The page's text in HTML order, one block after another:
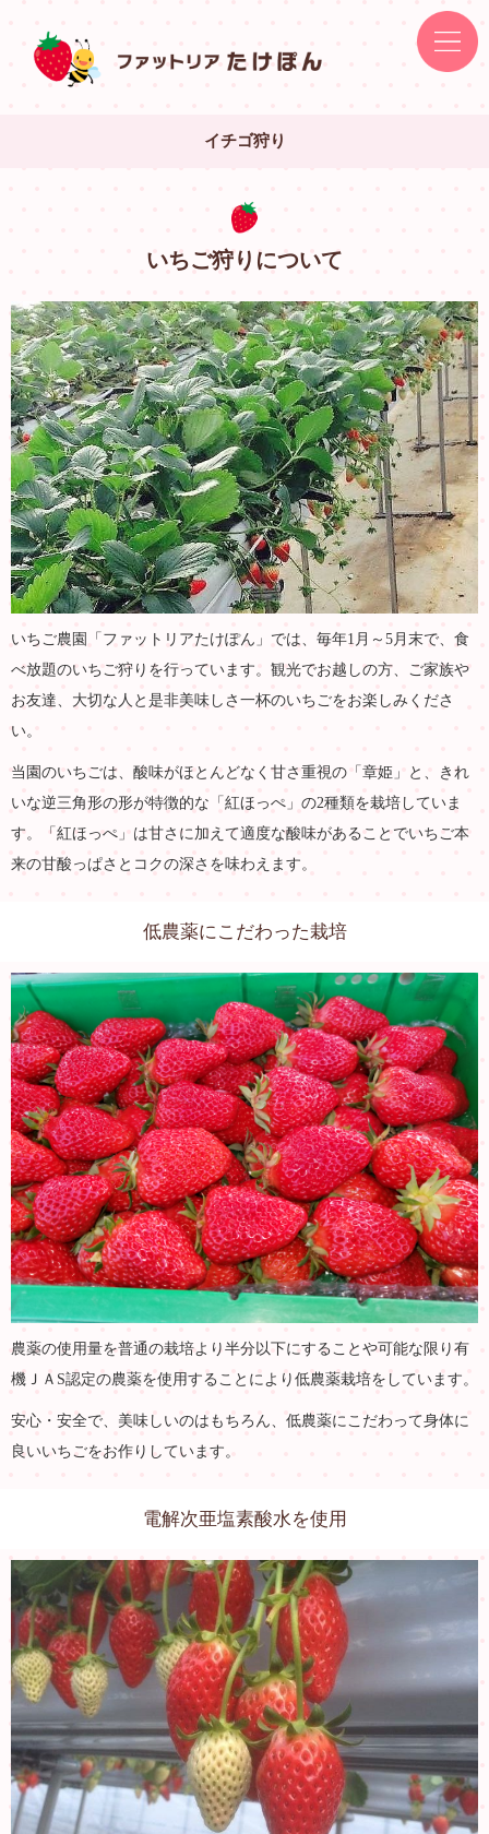
イチゴ狩り
いちご狩りについて
いちご農園「ファットリアたけぽん」では、毎年1月～5月末で、食
べ放題のいちご狩りを行っています。観光でお越しの方、ご家族や
お友達、大切な人と是非美味しさ一杯のいちごをお楽しみくださ
い。
当園のいちごは、酸味がほとんどなく甘さ重視の「章姫」と、きれ
いな逆三角形の形が特徴的な「紅ほっぺ」の2種類を栽培していま
す。「紅ほっぺ」は甘さに加えて適度な酸味があることでいちご本
来の甘酸っぱさとコクの深さを味わえます。
低農薬にこだわった栽培
農薬の使用量を普通の栽培より半分以下にすることや可能な限り有
機ＪＡS認定の農薬を使用することにより低農薬栽培をしています。
安心・安全で、美味しいのはもちろん、低農薬にこだわって身体に
良いいちごをお作りしています。
電解次亜塩素酸水を使用